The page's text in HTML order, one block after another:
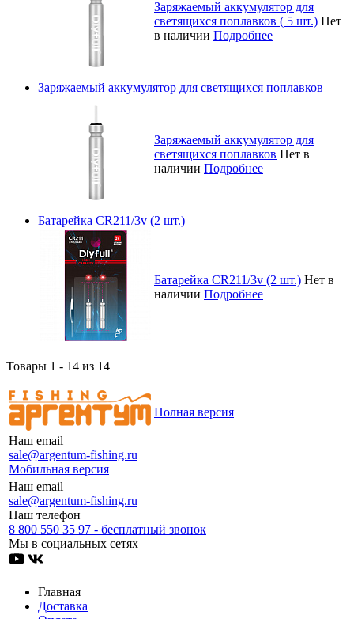
Заряжаемый аккумулятор для
светящихся поплавков ( 5 шт.) Нет
в наличии Подробнее
Заряжаемый аккумулятор для светящихся поплавков
Заряжаемый аккумулятор для
светящихся поплавков Нет в
наличии Подробнее
Батарейка CR211/3v (2 шт.)
Батарейка CR211/3v (2 шт.) Нет в
наличии Подробнее
Товары 1 - 14 из 14
Наш email
sale@argentum-fishing.ru
Мобильная версия
Полная версия
Наш email
sale@argentum-fishing.ru
Наш телефон
8 800 550 35 97 - бесплатный звонок
Мы в социальных сетях
Главная
Доставка